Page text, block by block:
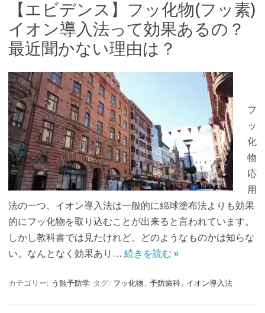
【エビデンス】フッ化物(フッ素)
イオン導入法って効果あるの？
最近聞かない理由は？
フ
ッ
化
物
応
用
法の一つ、イオン導入法は一般的に綿球塗布法よりも効果
的にフッ化物を取り込むことが出来ると言われています。
しかし教科書では見たけれど、どのようなものかは知らな
い。なんとなく効果あり… 続きを読む »
カテゴリー: う蝕予防学 タグ: フッ化物 , 予防歯科, イオン導入法